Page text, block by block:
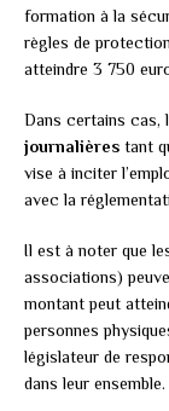
formation à la
règles de
atteindre 3 750
Dans certains cas,
journalières tant
vise à inciter
avec la
Il est à noter que
associations)
montant peut
personnes
législateur de
dans leur ensemble.